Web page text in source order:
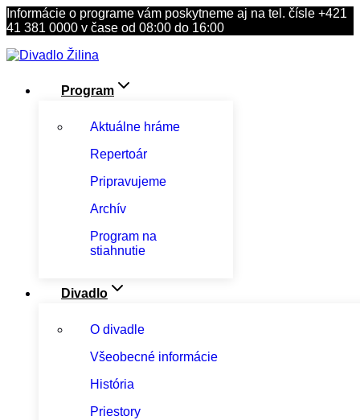
Skip
to
Informácie o programe vám poskytneme aj na tel. čísle +421
41 381 0000 v čase od 08:00 do 16:00
Program
Aktuálne hráme
Repertoár
Pripravujeme
Archív
Program na
stiahnutie
Divadlo
O divadle
Všeobecné informácie
História
Priestory